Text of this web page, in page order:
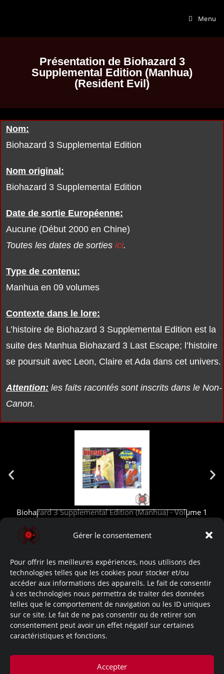
Gérer le consentement
Pour offrir les meilleures expériences, nous utilisons des
technologies telles que les cookies pour stocker et/ou
accéder aux informations des appareils. Le fait de consentir
à ces technologies nous permettra de traiter des données
telles que le comportement de navigation ou les ID uniques
sur ce site. Le fait de ne pas consentir ou de retirer son
consentement peut avoir un effet négatif sur certaines
caractéristiques et fonctions.
Accepter
Menu
Présentation de Biohazard 3
Supplemental Edition (Manhua)
(Resident Evil)
Nom:
Biohazard 3 Supplemental Edition
Nom original:
Biohazard 3 Supplemental Edition
Date de sortie Européenne:
Aucune (Début 2000 en Chine)
Toutes les dates de sorties ici.
Type de contenu:
Manhua en 09 volumes
Contexte dans le lore:
L’histoire de Biohazard 3 Supplemental Edition est la
suite des Manhua Biohazard 3 Last Escape; l’histoire
se poursuit avec Leon, Claire et Ada dans cet univers.
Attention: les faits racontés sont inscrits dans le Non-
Canon.
Biohazard 3 Supplemental Edition (Manhua) - Volume 1
Cliquez pour accepter les cookies
marketing et activer ce contenu
Liens de l’œuvre:
Développement: (Site)
Let’s Read: (Youtube)
Lore: (Site)
Documents: No Data.